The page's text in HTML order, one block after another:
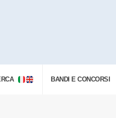
BANDI E CONCORSI